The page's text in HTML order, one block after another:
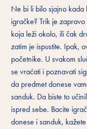
Ne bi li bilo sjajno kada
igračke? Trik je
koja leži okolo, ili čak
zatim je ispustite. Ipak,
početnike. U svakom
se vraćati i poznavati
da predmet donese
sanduk. Da biste to
ispred sebe. Bacite
donese i sanduk,